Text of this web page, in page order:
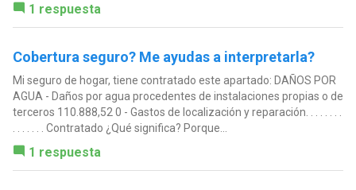
1 respuesta
Cobertura seguro? Me ayudas a interpretarla?
Mi seguro de hogar, tiene contratado este apartado: DAÑOS POR
AGUA - Daños por agua procedentes de instalaciones propias o de
terceros 110.888,52 0 - Gastos de localización y reparación. . . . . . . .
. . . . . . . Contratado ¿Qué significa? Porque...
1 respuesta